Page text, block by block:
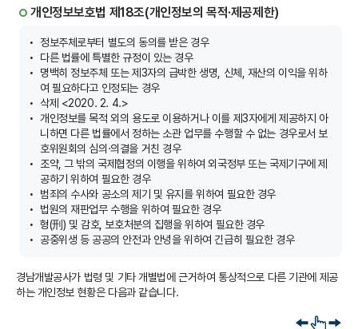
개인정보보호법 제18조(개인정보의 목적·제공제한)
정보주체로부터 별도의 동의를 받은 경우
다른 법률에 특별한 규정이 있는 경우
명백히 정보주체 또는 제3자의 급박한 생명, 신체, 재산의 이익을 위하
여 필요하다고 인정되는 경우
삭제 <2020. 2. 4.>
개인정보를 목적 외의 용도로 이용하거나 이를 제3자에게 제공하지 아
니하면 다른 법률에서 정하는 소관 업무를 수행할 수 없는 경우로서 보
호위원회의 심의·의결을 거친 경우
조약, 그 밖의 국제협정의 이행을 위하여 외국정부 또는 국제기구에 제
공하기 위하여 필요한 경우
범죄의 수사와 공소의 제기 및 유지를 위하여 필요한 경우
법원의 재판업무 수행을 위하여 필요한 경우
형(刑) 및 감호, 보호처분의 집행을 위하여 필요한 경우
공중위생 등 공공의 안전과 안녕을 위하여 긴급히 필요한 경우
경남개발공사가 법령 및 기타 개별법에 근거하여 통상적으로 다른 기관에 제공
하는 개인정보 현황은 다음과 같습니다.